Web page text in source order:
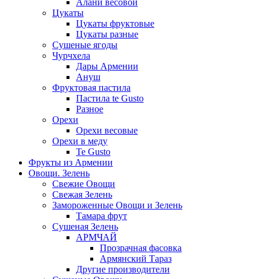
Алани весовой
Цукаты
Цукаты фруктовые
Цукаты разные
Сушеные ягоды
Чурчхела
Дары Армении
Ануш
Фруктовая пастила
Пастила te Gusto
Разное
Орехи
Орехи весовые
Орехи в меду
Te Gusto
Фрукты из Армении
Овощи. Зелень
Свежие Овощи
Свежая Зелень
Замороженные Овощи и Зелень
Тамара фрут
Сушеная Зелень
АРМЧАЙ
Прозрачная фасовка
Армянский Тараз
Другие производители